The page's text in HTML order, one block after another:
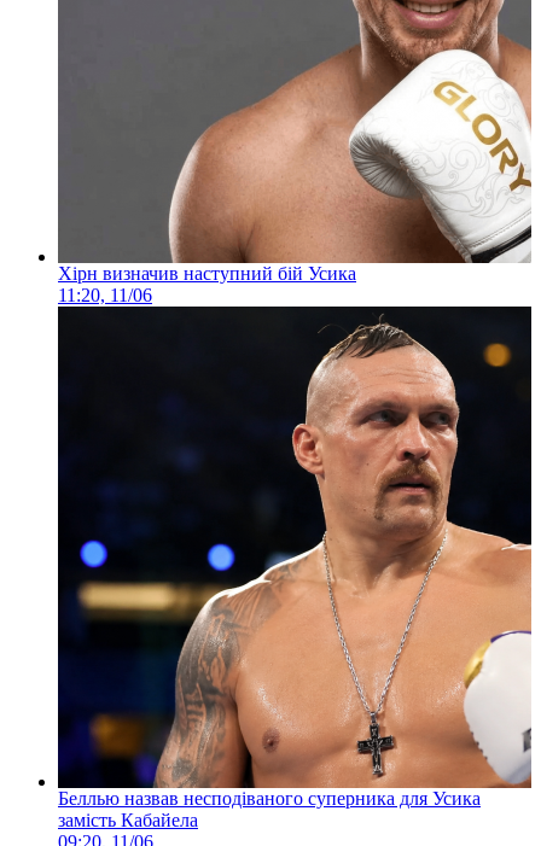
Хірн визначив наступний бій Усика
11:20, 11/06
Беллью назвав несподіваного суперника для Усика
замість Кабайела
09:20, 11/06